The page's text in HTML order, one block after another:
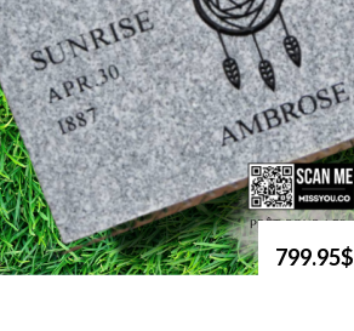
799.95$